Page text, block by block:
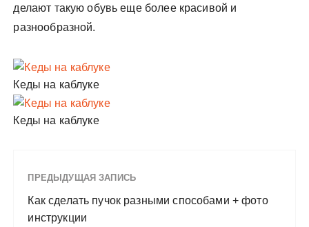
делают такую обувь еще более красивой и
разнообразной.
Кеды на каблуке
Кеды на каблуке
ПРЕДЫДУЩАЯ ЗАПИСЬ
Как сделать пучок разными способами + фото
инструкции